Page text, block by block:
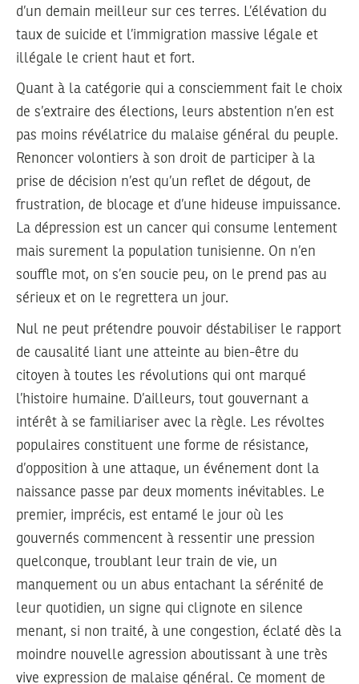
d’un demain meilleur sur ces terres. L’élévation du
taux de suicide et l’immigration massive légale et
illégale le crient haut et fort.
Quant à la catégorie qui a consciemment fait le choix
de s’extraire des élections, leurs abstention n’en est
pas moins révélatrice du malaise général du peuple.
Renoncer volontiers à son droit de participer à la
prise de décision n’est qu’un reflet de dégout, de
frustration, de blocage et d’une hideuse impuissance.
La dépression est un cancer qui consume lentement
mais surement la population tunisienne. On n’en
souffle mot, on s’en soucie peu, on le prend pas au
sérieux et on le regrettera un jour.
Nul ne peut prétendre pouvoir déstabiliser le rapport
de causalité liant une atteinte au bien-être du
citoyen à toutes les révolutions qui ont marqué
l’histoire humaine. D’ailleurs, tout gouvernant a
intérêt à se familiariser avec la règle. Les révoltes
populaires constituent une forme de résistance,
d’opposition à une attaque, un événement dont la
naissance passe par deux moments inévitables. Le
premier, imprécis, est entamé le jour où les
gouvernés commencent à ressentir une pression
quelconque, troublant leur train de vie, un
manquement ou un abus entachant la sérénité de
leur quotidien, un signe qui clignote en silence
menant, si non traité, à une congestion, éclaté dès la
moindre nouvelle agression aboutissant à une très
vive expression de malaise général. Ce moment de